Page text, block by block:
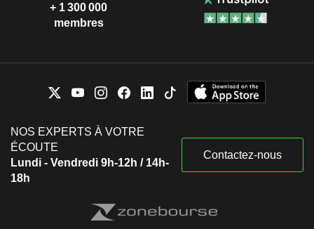
+ 1 300 000
membres
NOS EXPERTS À VOTRE
ÉCOUTE
Lundi - Vendredi 9h-12h / 14h-
18h
Contactez-nous